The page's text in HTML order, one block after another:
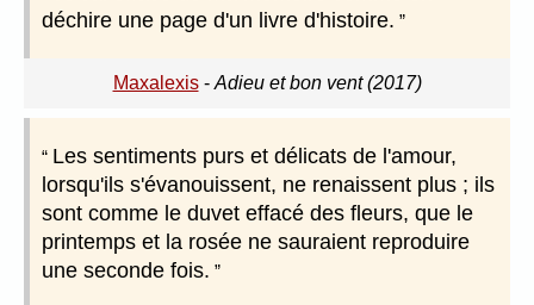
déchire une page d'un livre d'histoire.
Maxalexis- Adieu et bon vent (2017)
Les sentiments purs et délicats de l'amour,
lorsqu'ils s'évanouissent, ne renaissent plus ; ils
sont comme le duvet effacé des fleurs, que le
printemps et la rosée ne sauraient reproduire
une seconde fois.